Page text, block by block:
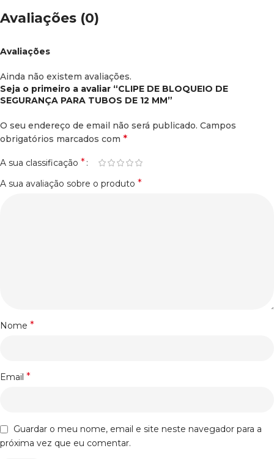
Avaliações (0)
Avaliações
Ainda não existem avaliações.
Seja o primeiro a avaliar “CLIPE DE BLOQUEIO DE
SEGURANÇA PARA TUBOS DE 12 MM”
O seu endereço de email não será publicado. Campos
obrigatórios marcados com *
A sua classificação *
A sua avaliação sobre o produto *
Nome *
Email *
Guardar o meu nome, email e site neste navegador para a
próxima vez que eu comentar.